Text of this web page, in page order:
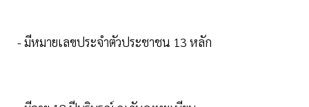
- มีหมายเลขประจำตัวประชาชน 13 หลัก